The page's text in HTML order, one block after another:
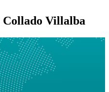
Villalba